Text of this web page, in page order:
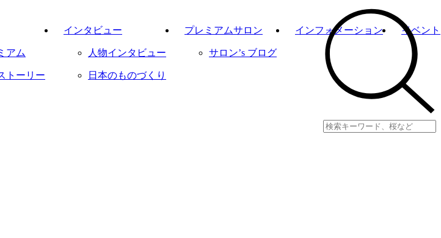
アム
トーリー
インタビュー
人物インタビュー
日本のものづくり
プレミアムサロン
サロン’s ブログ
インフォメーション イベント